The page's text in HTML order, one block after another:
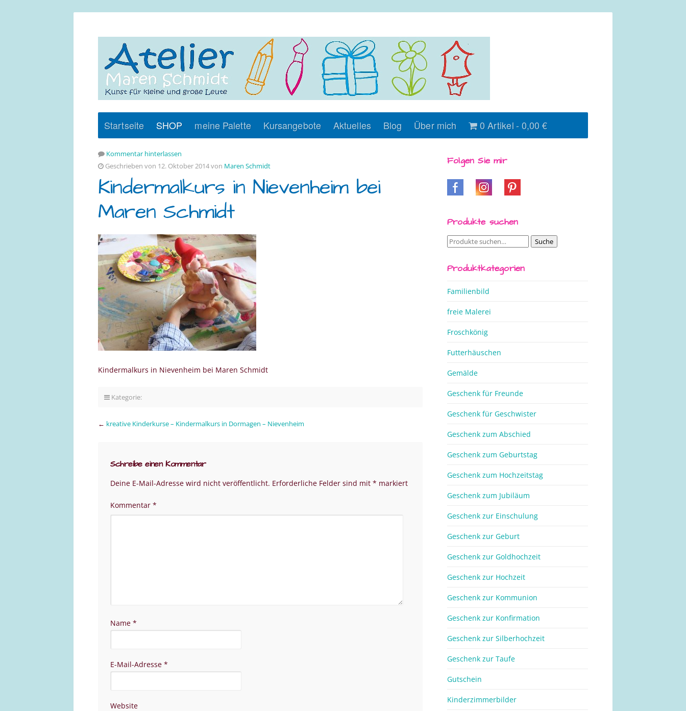
Startseite SHOP meine Palette Kursangebote Aktuelles Blog Über mich 0 Artikel 0,00 €
Kommentar hinterlassen
Geschrieben von 12. Oktober 2014 von Maren Schmidt
Kindermalkurs in Nievenheim bei
Maren Schmidt
Kindermalkurs in Nievenheim bei Maren Schmidt
Kategorie:
← kreative Kinderkurse – Kindermalkurs in Dormagen – Nievenheim
Schreibe einen Kommentar
Deine E-Mail-Adresse wird nicht veröffentlicht. Erforderliche Felder sind mit * markiert
Kommentar *
Name *
E-Mail-Adresse *
Website
Folgen Sie mir
Produkte suchen
Suche
Suche
Produktkategorien
Familienbild
freie Malerei
Froschkönig
Futterhäuschen
Gemälde
Geschenk für Freunde
Geschenk für Geschwister
Geschenk zum Abschied
Geschenk zum Geburtstag
Geschenk zum Hochzeitstag
Geschenk zum Jubiläum
Geschenk zur Einschulung
Geschenk zur Geburt
Geschenk zur Goldhochzeit
Geschenk zur Hochzeit
Geschenk zur Kommunion
Geschenk zur Konfirmation
Geschenk zur Silberhochzeit
Geschenk zur Taufe
Gutschein
Kinderzimmerbilder